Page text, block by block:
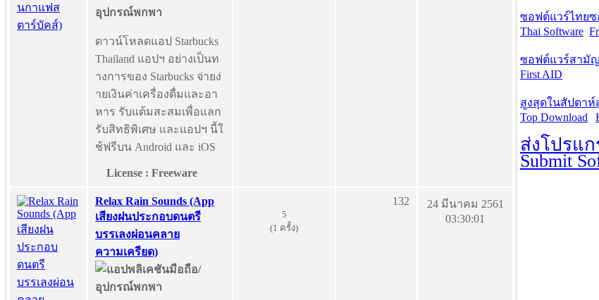
ดาวน์โหลดแอป Starbucks
Thailand แอปฯ อย่างเป็นท
างการของ Starbucks จ่ายง่
ายเงินค่าเครื่องดื่มและอา
หาร รับแต้มสะสมเพื่อแลก
รับสิทธิพิเศษ และแอปฯ นี้ใ
ช้ฟรีบน Android และ iOS
License : Freeware
Relax Rain Sounds (App
เสียงฝนประกอบดนตรี
บรรเลงผ่อนคลาย
ความเครียด)
5
(1 ครั้ง)
132
24 มีนาคม 2561
03:30:01
ซอฟต์แวร์ไทย
Thai Software
ซ
ซอฟต์แวร์สามัญ
First AID
สูงสุดในสัปดาห์
Top Download
ส่งโปรแก
Submit